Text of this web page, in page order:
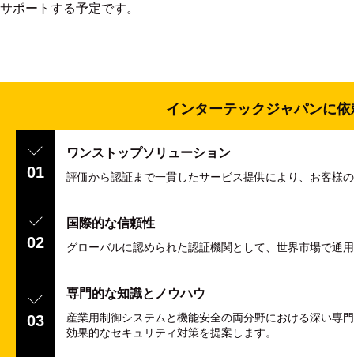
サポートする予定です。
インターテックジャパンに
01
ワンストップソリューション
評価から認証まで一貫したサービス提供により、お客様
02
国際的な信頼性
グローバルに認められた認証機関として、世界市場で通
03
専門的な知識とノウハウ
産業用制御システムと機能安全の両分野における深い専
効果的なセキュリティ対策を提案します。